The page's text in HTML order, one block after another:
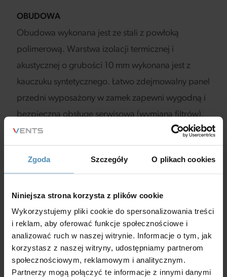
Zgoda Szczegóły O plikach cookies
Niniejsza strona korzysta z plików cookie
Wykorzystujemy pliki cookie do spersonalizowania treści
i reklam, aby oferować funkcje społecznościowe i
analizować ruch w naszej witrynie. Informacje o tym, jak
korzystasz z naszej witryny, udostępniamy partnerom
społecznościowym, reklamowym i analitycznym.
Partnerzy mogą połączyć te informacje z innymi danymi
OBUDOWA
Obudowa wykonana jest ze stali z powłoką
polimerową. Warstwa izolacji termicznej i
akustycznej o grubości 10 mm wykonana jest z
kauczuku syntetycznego. Łatwo zdejmowalny panel
przedni wyposażony w zamek zapewni wygodną i
bezpieczną obsługę serwisową (wymiana filtrów).
Filtry kasetowe o klasie filtracji G4 i F8 zapewniają
skuteczne oczyszczanie powietrza nawiewanego.
Filtr kasetowy G4 zapewnia filtrację powietrza
wywiewanego.
WYMIENNIK CIEPŁA
Centrala FRESHBOX 100 WiFi jest wyposażona w
przeciwprądowy wymiennik ciepła wykonany z